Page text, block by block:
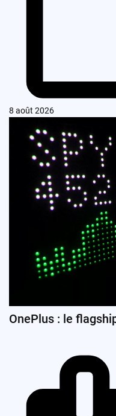
8 août 2026
OnePlus : le